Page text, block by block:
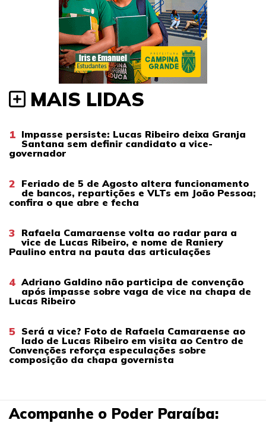
MAIS LIDAS
1 Impasse persiste: Lucas Ribeiro deixa Granja
Santana sem definir candidato a vice-
governador
2 Feriado de 5 de Agosto altera funcionamento
de bancos, repartições e VLTs em João Pessoa;
confira o que abre e fecha
3 Rafaela Camaraense volta ao radar para a
vice de Lucas Ribeiro, e nome de Raniery
Paulino entra na pauta das articulações
4 Adriano Galdino não participa de convenção
após impasse sobre vaga de vice na chapa de
Lucas Ribeiro
5 Será a vice? Foto de Rafaela Camaraense ao
lado de Lucas Ribeiro em visita ao Centro de
Convenções reforça especulações sobre
composição da chapa governista
Acompanhe o Poder Paraíba: